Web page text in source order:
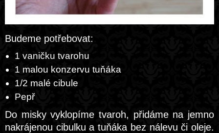
Budeme potřebovat:
1 vaničku tvarohu
1 malou konzervu tuňáka
1/2 malé cibule
Pepř
Do misky vyklopíme tvaroh, přidáme na jemno
nakrájenou cibulku a tuňáka bez nálevu či oleje.